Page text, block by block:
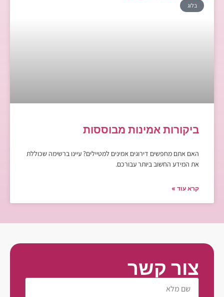
בלוג
ביקורות אמינות מבוססות
האם אתם מחפשים דירוגים אמינים למטיילים? עיינו ברשימה שכוללת
את המידע החשוב ביותר עבורכם.
קרא עוד »
צור קשר